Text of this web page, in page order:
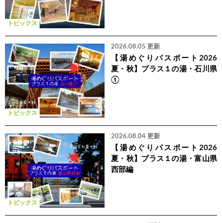
トピックス
トピックス
2026.08.05 更新
【湯めぐりパスポート2026
夏・秋】プラス１の湯・石川県
①
トピックス
2026.08.04 更新
【湯めぐりパスポート2026
夏・秋】プラス１の湯・富山県
西部編